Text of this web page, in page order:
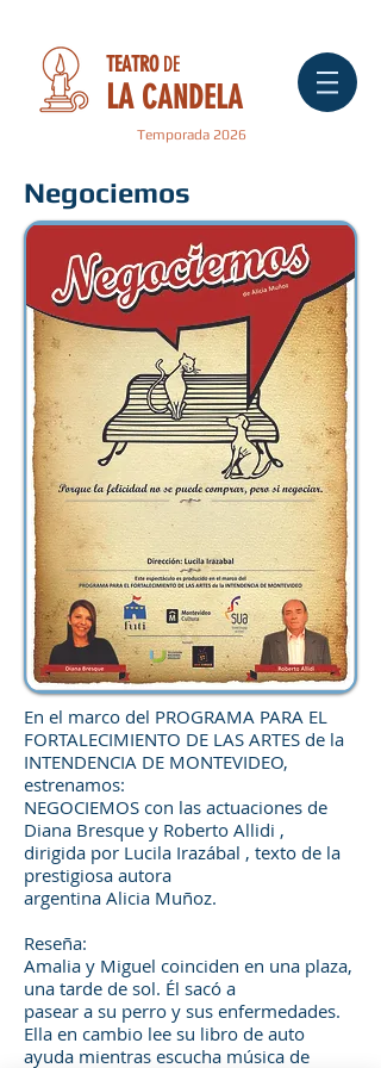
TEATRO DE
LA CANDELA
Temporada 2026
Negociemos
En el marco del PROGRAMA PARA EL
FORTALECIMIENTO DE LAS ARTES de la
INTENDENCIA DE MONTEVIDEO,
estrenamos:
NEGOCIEMOS con las actuaciones de
Diana Bresque y Roberto Allidi ,
dirigida por Lucila Irazábal , texto de la
prestigiosa autora
argentina Alicia Muñoz.
Reseña:
Amalia y Miguel coinciden en una plaza,
una tarde de sol. Él sacó a
pasear a su perro y sus enfermedades.
Ella en cambio lee su libro de auto
ayuda mientras escucha música de